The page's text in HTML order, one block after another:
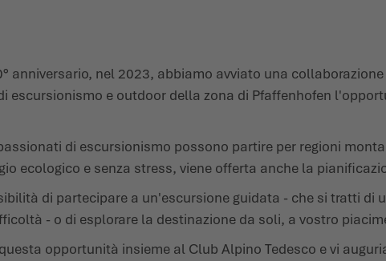
anniversario, nel 2023, abbiamo avviato una
escursionismo e outdoor della zona di Pfaffenhofen
di escursionismo possono partire per regioni
ecologico e senza stress, viene offerta anche la
di partecipare a un'escursione guidata - che si tratti di
- o di esplorare la destinazione da soli, a vostro
opportunità insieme al Club Alpino Tedesco e vi